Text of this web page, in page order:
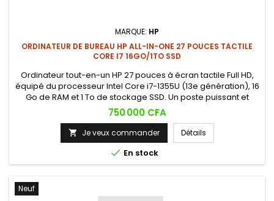
MARQUE: HP
ORDINATEUR DE BUREAU HP ALL-IN-ONE 27 POUCES TACTILE
CORE I7 16GO/1TO SSD
Ordinateur tout-en-un HP 27 pouces à écran tactile Full HD,
équipé du processeur Intel Core i7-1355U (13e génération), 16
Go de RAM et 1 To de stockage SSD. Un poste puissant et
élégant, idéal pour la productivité, la création et le multitâche
exigeant.
Prix
750 000 CFA
 Je veux commander Détails
 En stock
Neuf